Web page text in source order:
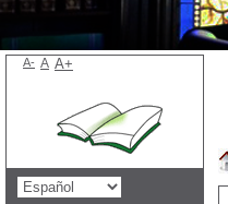
A- A A+